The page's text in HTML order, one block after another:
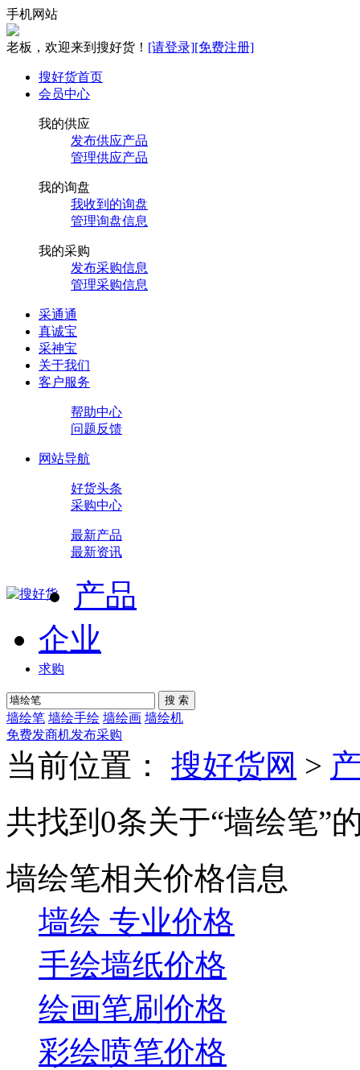
手机网站
老板，欢迎来到搜好货！ [请登录][免费注册]
搜好货首页
会员中心
我的供应
发布供应产品
管理供应产品
我的询盘
我收到的询盘
管理询盘信息
我的采购
发布采购信息
管理采购信息
采通通
真诚宝
采神宝
关于我们
客户服务
帮助中心
问题反馈
网站导航
好货头条
采购中心
最新产品
最新资讯
产品
企业
求购
搜 索
墙绘笔 墙绘手绘 墙绘画 墙绘机
免费发商机发布采购
当前位置： 搜好货网 >
共找到0条关于“墙绘笔”
墙绘笔相关价格信息
墙绘 专业价格
手绘墙纸价格
绘画笔刷价格
彩绘喷笔价格